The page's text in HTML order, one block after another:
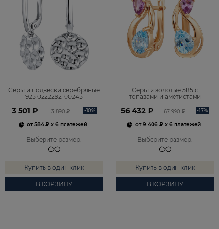
Серьги подвески серебряные
925 0222292-00245
3 501 ₽ 3 890 ₽ -10%
от584 ₽ x 6 платежей
Выберите размер:
Купить в один клик
В КОРЗИНУ
Серьги золотые 585 с
топазами и аметистами
56 432 ₽ 67 990 ₽ -17%
от9 406 ₽x 6 платежей
Выберите размер:
Купить в один клик
В КОРЗИНУ